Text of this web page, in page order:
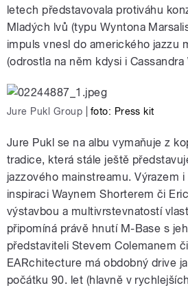
letech představovala protiváhu
Mladých lvů (typu Wyntona
impuls vnesl do amerického jazzu
(odrostla na něm kdysi i Cassandra
Jure Pukl Group foto: Press kit
Jure Pukl se na albu vymaňuje z
tradice, která stále ještě
jazzového mainstreamu. Výrazem
inspiraci Waynem Shorterem či
výstavbou a multivrstevnatostí
připomíná právě hnutí M-Base s
představiteli Stevem Colemanem
EARchitecture má obdobný drive
počátku 90. let (hlavně v